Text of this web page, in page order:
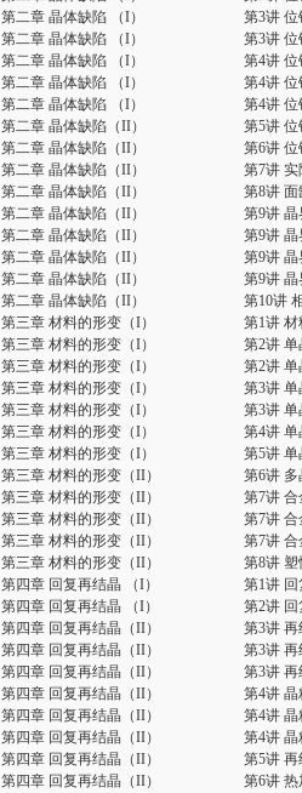
第二章 晶体缺陷 （I）
第3讲
第二章 晶体缺陷 （I）
第3讲
第二章 晶体缺陷 （I）
第4讲
第二章 晶体缺陷 （I）
第4讲
第二章 晶体缺陷 （I）
第4讲
第二章 晶体缺陷（II）
第5讲
第二章 晶体缺陷（II）
第6讲
第二章 晶体缺陷（II）
第7讲
第二章 晶体缺陷（II）
第8讲
第二章 晶体缺陷（II）
第9讲 晶
第二章 晶体缺陷（II）
第9讲 晶
第二章 晶体缺陷（II）
第9讲 晶
第二章 晶体缺陷（II）
第9讲 晶
第二章 晶体缺陷（II）
第10讲
第三章 材料的形变（I）
第1讲
第三章 材料的形变（I）
第2讲
第三章 材料的形变（I）
第2讲
第三章 材料的形变（I）
第3讲
第三章 材料的形变（I）
第3讲
第三章 材料的形变（I）
第4讲
第三章 材料的形变（I）
第5讲
第三章 材料的形变（II）
第6讲
第三章 材料的形变（II）
第7讲
第三章 材料的形变（II）
第7讲
第三章 材料的形变（II）
第7讲
第三章 材料的形变（II）
第8讲
第四章 回复再结晶 （I）
第1讲
第四章 回复再结晶 （I）
第2讲 回
第四章 回复再结晶（II）
第3讲 再
第四章 回复再结晶（II）
第3讲 再
第四章 回复再结晶（II）
第3讲 再
第四章 回复再结晶（II）
第4讲
第四章 回复再结晶（II）
第4讲
第四章 回复再结晶（II）
第4讲
第四章 回复再结晶（II）
第5讲
第四章 回复再结晶（II）
第6讲